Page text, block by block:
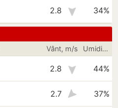
2.8 34%
Vânt, m/s Umiditate
2.8 44%
2.7 37%